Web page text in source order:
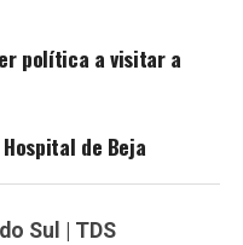
política a visitar a
de Beja
Sul | TDS